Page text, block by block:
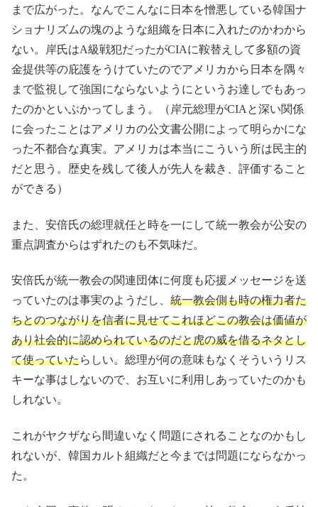
まで広がった。なんでこんなに日本を憎悪している韓国ナ
ショナリズムの塊のような組織を日本に入れたのかわから
ない。岸氏はA級戦犯だったがCIAに鞍替えして多額の資
金提供等の庇護をうけていたのでアメリカから日本を隅々
まで監視して強国にならないようにというお達しでもあっ
たのかといぶかってしまう。（岸元総理がCIAと深い関係
に会ったことはアメリカの公文書公開によって明らかにな
った不都合な真実。アメリカは本当にこういう所は民主的
だと思う。歴史を残して後人が先人を裁き、評価すること
ができる）
また、安倍氏の総理就任と時を一にして統一教会が公安の
重点調査からはずれたのも不気味だ。
安倍氏が統一教会の関連団体に何度も応援メッセージを送
っていたのは事実のようだし、 統一教会側も時の権力者た
ちとのつながりを信者に見せてこれほどこの教会は価値が
あり社会的に認められているのだと虎の威を借るネタとし
て使っていたらしい。総理が何の意味もなくそういうリス
キーな事はしないので、お互いに利用しあっていたのかも
しれない。
これがヤクザなら間違いなく問題にされることなのかもし
れないが、韓国カルト組織だと今までは問題にならなかっ
た。